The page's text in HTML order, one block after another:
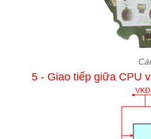
5 - Giao tiếp giữa CPU